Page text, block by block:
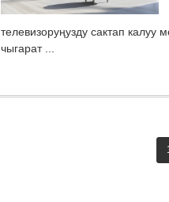
телевизоруңузду сактап
чыгарат ...